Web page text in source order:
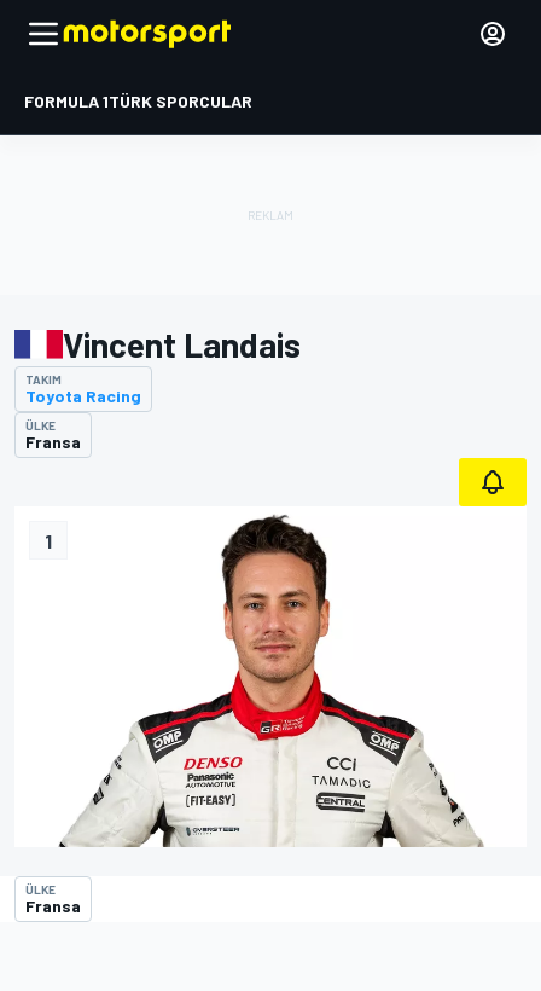
FORMULA 1TÜRK SPORCULAR
1
Vincent Landais
TAKIM
Toyota Racing
ÜLKE
Fransa
ÜLKE
Fransa